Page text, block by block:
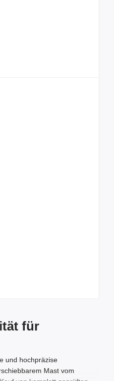
für
und hochpräzise
Mast vom